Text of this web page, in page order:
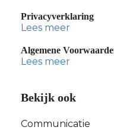
Privacyverklaring
Lees meer
Algemene
Lees meer
Bekijk ook
Communicatie